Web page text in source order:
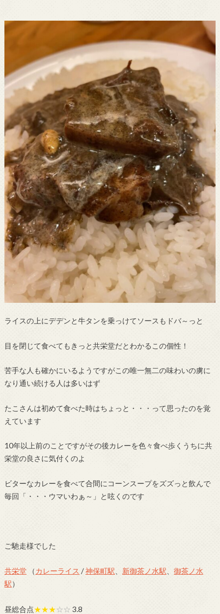
ライスの上にデデンと牛タンを乗っけてソースもドバ～っと
目を閉じて食べてもきっと共栄堂だとわかるこの個性！
苦手な人も確かにいるようですがこの唯一無二の味わいの虜に
なり通い続ける人は多いはず
たこさんは初めて食べた時はちょっと・・・って思ったのを覚
えています
10年以上前のことですがその後カレーを色々食べ歩くうちに共
栄堂の良さに気付くのよ
ビターなカレーを食べて合間にコーンスープをズズっと飲んで
毎回「・・・ウマいわぁ～」と呟くのです
ご馳走様でした
共栄堂（ カレーライス /神保町駅 新御茶ノ水駅
御茶ノ水
駅）
昼総合点★★★☆☆ 3.8